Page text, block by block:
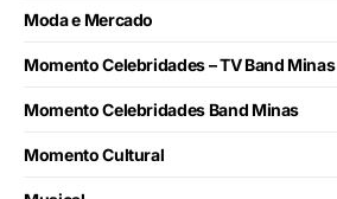
Moda e Mercado
Momento Celebridades – TV Band Minas
Momento Celebridades Band Minas
Momento Cultural